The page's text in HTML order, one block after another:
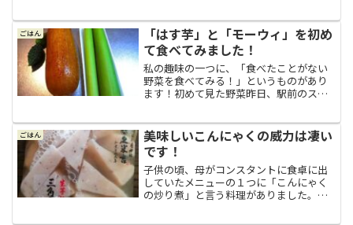
は平気なのです。その加減の違いは自分
でもよく分からないのです...
ごはん
「はす芋」と「モーウィ」を初め
て食べてみました！
私の趣味の一つに、「食べたことがない
野菜を食べてみる！」というものがあり
ます！初めて見た野菜昨日、駅前のスー
は初めて見る野菜を２つほど発見。１つ
は、沖縄県でよく食べられ...
ごはん
美味しいこんにゃくの威力は凄い
です！
子供の頃、母がコンスタントに食卓に出
していたメニューの１つに「こんにゃく
の炒り煮」と言う料理がありました。こ